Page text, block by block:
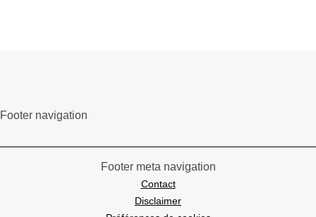
Footer navigation
Footer meta navigation
Contact
Disclaimer